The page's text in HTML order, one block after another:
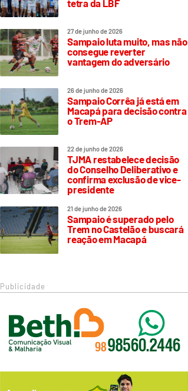
tetra da LBF
27 de junho de 2026
Sampaio luta muito, mas não
consegue reverter
vantagem do adversário
26 de junho de 2026
Sampaio Corrêa já está em
Macapá para decisão contra
o Trem-AP
22 de junho de 2026
TJMA restabelece decisão
do Conselho Deliberativo e
confirma exclusão de vice-
presidente
21 de junho de 2026
Sampaio é superado pelo
Trem no Castelão e buscará
reação em Macapá
Publicidade